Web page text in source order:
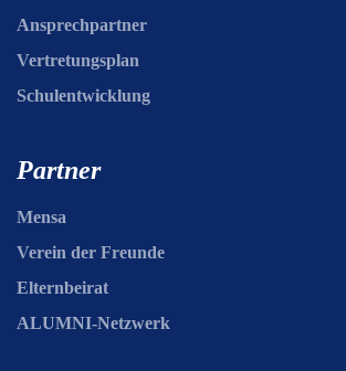
Ansprechpartner
Vertretungsplan
Schulentwicklung
Partner
Mensa
Verein der Freunde
Elternbeirat
ALUMNI-Netzwerk